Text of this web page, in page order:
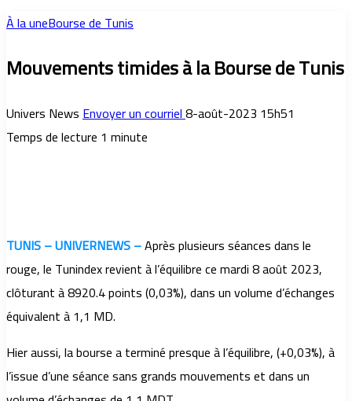
À la uneBourse de Tunis
Mouvements timides à la Bourse de Tunis
Univers NewsEnvoyer un courriel8-août-2023 15h51
Temps de lecture 1 minute
TUNIS – UNIVERNEWS –Après plusieurs séances dans le
rouge, le Tunindex revient à l’équilibre ce mardi 8 août 2023,
clôturant à 8920.4 points (0,03%), dans un volume d’échanges
équivalent à 1,1 MD.
Hier aussi, la bourse a terminé presque à l’équilibre, (+0,03%), à
l’issue d’une séance sans grands mouvements et dans un